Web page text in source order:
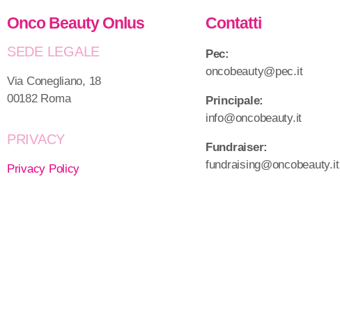
Onco Beauty Onlus
SEDE LEGALE
Via Conegliano, 18
00182 Roma
PRIVACY
Privacy Policy
Contatti
Pec:
oncobeauty@pec.it
Principale:
info@oncobeauty.it
Fundraiser:
fundraising@oncobeauty.it